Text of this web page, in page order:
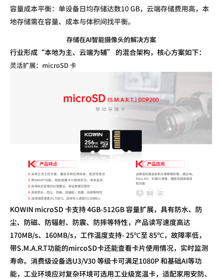
容量成本平衡：单设备日均存储达数10GB，云端存储费用高，本
地存储需在容量、成本与体积间找平衡。
存储在AI智能摄像头的解决方案
行业形成 “本地为主、云端为辅” 的混合架构，核心方案如下：
灵活扩展： microSD卡
KOWIN microSD 卡支持4GB-512GB容量扩展， 具有防水、防
尘、防磁、防辐射、防震、防摔等特性， 产品读写速度高达
170MB/s、 160MB/s， 工作温度支持- 25℃至 85℃，故障率低，
带S.M.A.R.T功能的mircoSD卡还能查看卡片使用情况， 实时监测
寿命。消费级设备选U3/V30等级卡可满足1080P和基础AI等功
能，工业环境应对复杂环境可选用工业级宽温卡，适配家用安防、